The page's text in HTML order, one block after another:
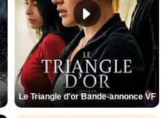
Le Triangle d'or Bande-annonce VF